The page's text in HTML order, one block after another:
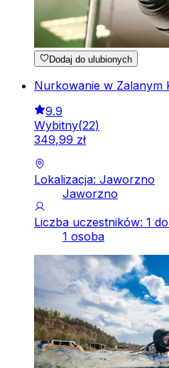
Dodaj do ulubionych
Nurkowanie w Zalanym
9.9
Wybitny(22)
349,99 zł
Lokalizacja: Jaworzno
Jaworzno
Liczba uczestników: 1
1 osoba